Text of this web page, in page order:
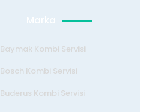
Marka
Baymak Kombi Servisi
Bosch Kombi Servisi
Buderus Kombi Servisi